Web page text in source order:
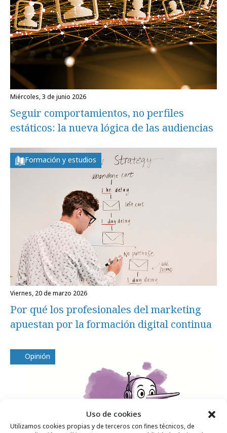
Uso de cookies
Utilizamos cookies propias y de terceros con fines técnicos, de
miércoles, 3 de junio 2026
Seguir comportamientos, no perfiles
estáticos: la nueva lógica de las audiencias
Formación y estudios
viernes, 20 de marzo 2026
Por qué los profesionales del marketing
apuestan por la formación digital continua
Opinión